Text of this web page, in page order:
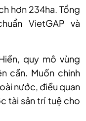
hơn 234ha. Tổng
VietGAP và
quy mô vùng
cần. Muốn chinh
nước, điều quan
tài sản trí tuệ cho